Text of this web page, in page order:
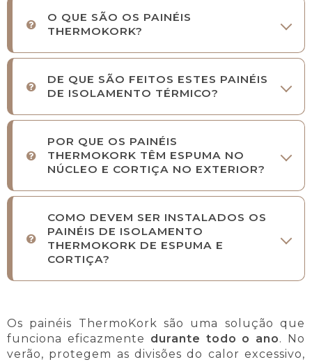
O QUE SÃO OS PAINÉIS
THERMOKORK?
DE QUE SÃO FEITOS ESTES PAINÉIS
DE ISOLAMENTO TÉRMICO?
POR QUE OS PAINÉIS
THERMOKORK TÊM ESPUMA NO
NÚCLEO E CORTIÇA NO EXTERIOR?
COMO DEVEM SER INSTALADOS OS
PAINÉIS DE ISOLAMENTO
THERMOKORK DE ESPUMA E
CORTIÇA?
Os painéis ThermoKork são uma solução que
funciona eficazmente durante todo o ano. No
verão, protegem as divisões do calor excessivo,